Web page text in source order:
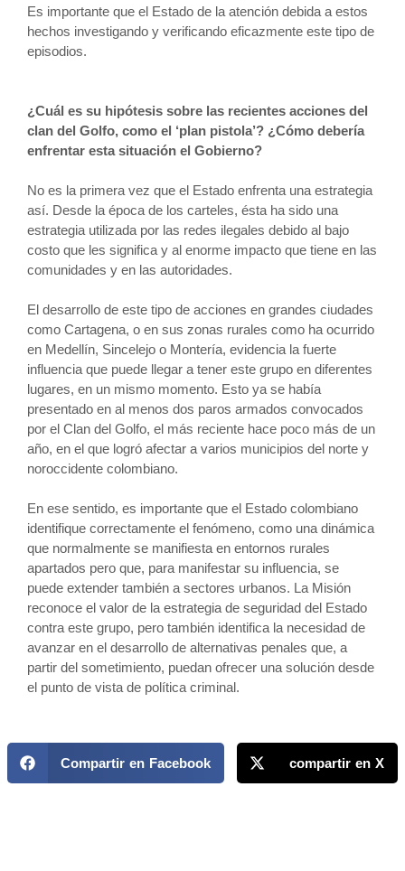
Es importante que el Estado de la atención debida a estos
hechos investigando y verificando eficazmente este tipo de
episodios.
¿Cuál es su hipótesis sobre las recientes acciones del
clan del Golfo, como el ‘plan pistola’? ¿Cómo debería
enfrentar esta situación el Gobierno?
No es la primera vez que el Estado enfrenta una estrategia
así. Desde la época de los carteles, ésta ha sido una
estrategia utilizada por las redes ilegales debido al bajo
costo que les significa y al enorme impacto que tiene en las
comunidades y en las autoridades.
El desarrollo de este tipo de acciones en grandes ciudades
como Cartagena, o en sus zonas rurales como ha ocurrido
en Medellín, Sincelejo o Montería, evidencia la fuerte
influencia que puede llegar a tener este grupo en diferentes
lugares, en un mismo momento. Esto ya se había
presentado en al menos dos paros armados convocados
por el Clan del Golfo, el más reciente hace poco más de un
año, en el que logró afectar a varios municipios del norte y
noroccidente colombiano.
En ese sentido, es importante que el Estado colombiano
identifique correctamente el fenómeno, como una dinámica
que normalmente se manifiesta en entornos rurales
apartados pero que, para manifestar su influencia, se
puede extender también a sectores urbanos. La Misión
reconoce el valor de la estrategia de seguridad del Estado
contra este grupo, pero también identifica la necesidad de
avanzar en el desarrollo de alternativas penales que, a
partir del sometimiento, puedan ofrecer una solución desde
el punto de vista de política criminal.
Compartir en Facebook compartir en X